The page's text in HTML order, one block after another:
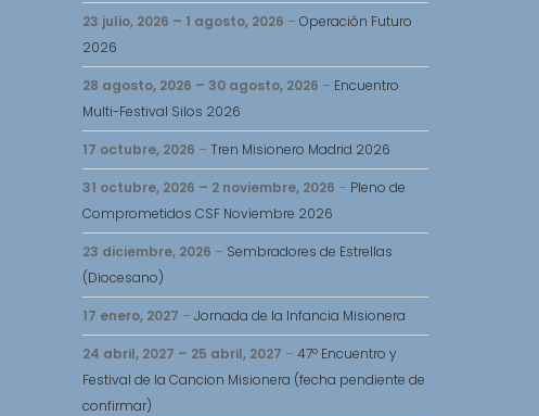
23 julio, 2026 – 1 agosto, 2026 – Operación Futuro
2026
28 agosto, 2026 – 30 agosto, 2026 – Encuentro
Multi-Festival Silos 2026
17 octubre, 2026 – Tren Misionero Madrid 2026
31 octubre, 2026 – 2 noviembre, 2026 – Pleno de
Comprometidos CSF Noviembre 2026
23 diciembre, 2026 – Sembradores de Estrellas
(Diocesano)
17 enero, 2027 – Jornada de la Infancia Misionera
24 abril, 2027 – 25 abril, 2027 – 47º Encuentro y
Festival de la Cancion Misionera (fecha pendiente de
confirmar)